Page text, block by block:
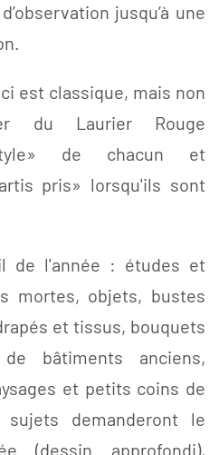
jusqu’à une
est classique, mais non
du Laurier Rouge
de chacun et
pris» lorsqu'ils sont
de l'année : études et
mortes, objets, bustes
et tissus, bouquets
bâtiments anciens,
et petits coins de
demanderont le
(dessin approfondi),